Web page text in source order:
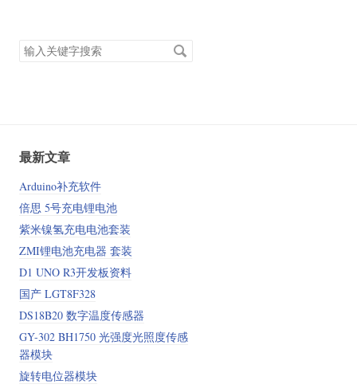
搜
索
最新文章
Arduino补充软件
倍思 5号充电锂电池
紫米镍氢充电电池套装
ZMI锂电池充电器 套装
D1 UNO R3开发板资料
国产 LGT8F328
DS18B20 数字温度传感器
GY-302 BH1750 光强度光照度传感
器模块
旋转电位器模块